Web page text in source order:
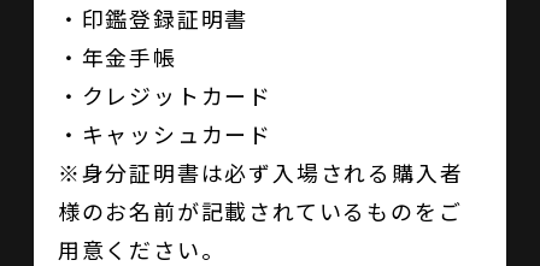
・印鑑登録証明書
・年金手帳
・クレジットカード
・キャッシュカード
※身分証明書は必ず入場される購入者
様のお名前が記載されているものをご
用意ください。